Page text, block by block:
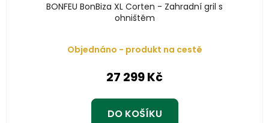
BONFEU BonBiza XL Corten - Zahradní gril s
ohništěm
Objednáno - produkt na cestě
27 299 Kč
DO KOŠÍKU